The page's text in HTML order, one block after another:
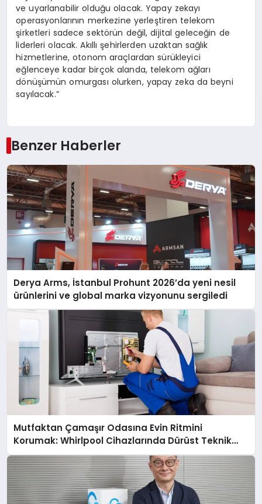
ve uyarlanabilir olduğu olacak. Yapay zekayı
operasyonlarının merkezine yerleştiren telekom
şirketleri sadece sektörün değil, dijital geleceğin de
liderleri olacak. Akıllı şehirlerden uzaktan sağlık
hizmetlerine, otonom araçlardan sürükleyici
eğlenceye kadar birçok alanda, telekom ağları
dönüşümün omurgası olurken, yapay zeka da beyni
sayılacak.”
Benzer Haberler
Derya Arms, İstanbul Prohunt 2026’da yeni nesil
ürünlerini ve global marka vizyonunu sergiledi
Mutfaktan Çamaşır Odasına Evin Ritmini
Korumak: Whirlpool Cihazlarında Dürüst Teknik
Destek Deneyimi